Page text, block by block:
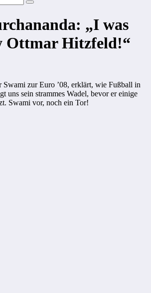
„I was
Ottmar Hitzfeld!“
Swami zur Euro ’08, erklärt, wie Fußball in
uns sein strammes Wadel, bevor er einige
Swami vor, noch ein Tor!